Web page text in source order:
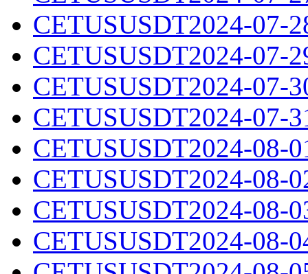
CETUSUSDT2024-07-
CETUSUSDT2024-07-
CETUSUSDT2024-07-
CETUSUSDT2024-07-
CETUSUSDT2024-08-
CETUSUSDT2024-08-
CETUSUSDT2024-08-
CETUSUSDT2024-08-